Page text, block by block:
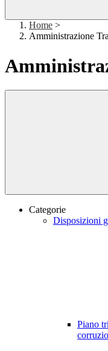
Home >
Amministrazione
Categorie
Disposizioni
Piano